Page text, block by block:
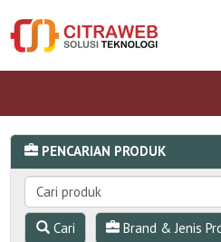
PENCARIAN PRODUK
Cari Brand & Jenis